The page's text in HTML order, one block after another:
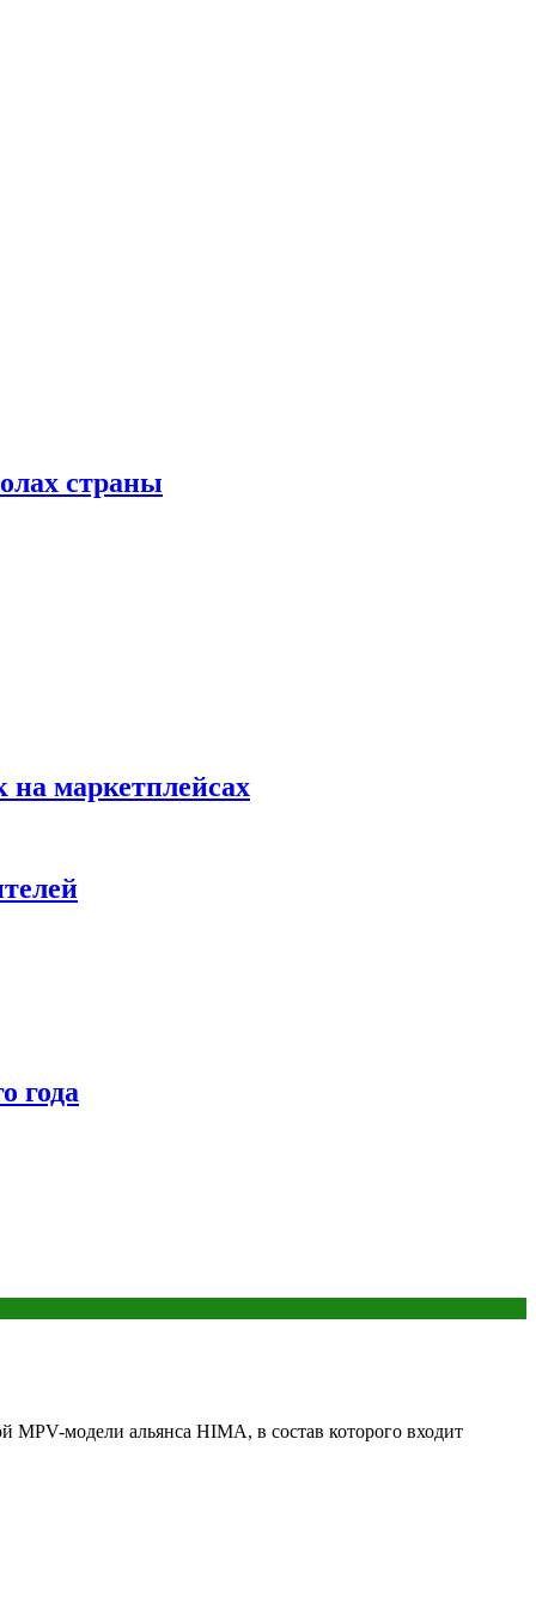
страны
на маркетплейсах
года
модели альянса HIMA, в состав которого входит